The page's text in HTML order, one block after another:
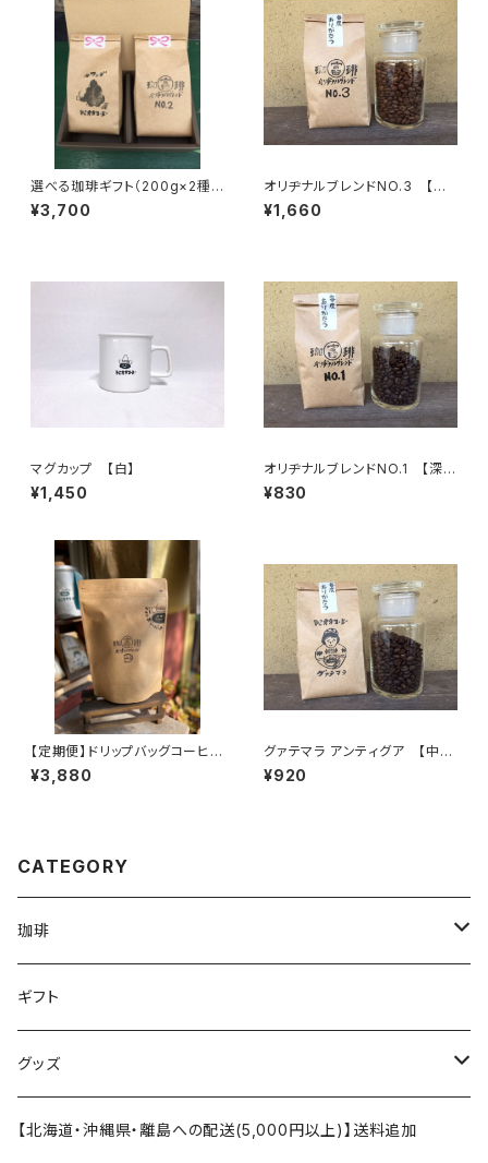
選べる珈琲ギフト（200g×2種
類お選びください）
¥3,700
オリヂナルブレンドNO.3 【浅
煎】円い酸味、あっさり 200g/
袋
¥1,660
マグカップ 【白】
¥1,450
オリヂナルブレンドNO.1 【深
煎】ビターチョコのような苦味 1
00g/袋
¥830
【定期便】ドリップバッグコーヒー
（NO.1 深煎） ジャンボリーパッ
ク(23個入)
¥3,880
グァテマラ アンティグア 【中深
煎】明るいコク 100g/袋
¥920
CATEGORY
珈琲
珈琲豆
オリヂナルブレンド
ストレート
ドリップパック
カフェインレス（デカフェ）
ギフト
グッズ
マグカップ
【北海道・沖縄県・離島への配送(5,000円以上)】送料追加